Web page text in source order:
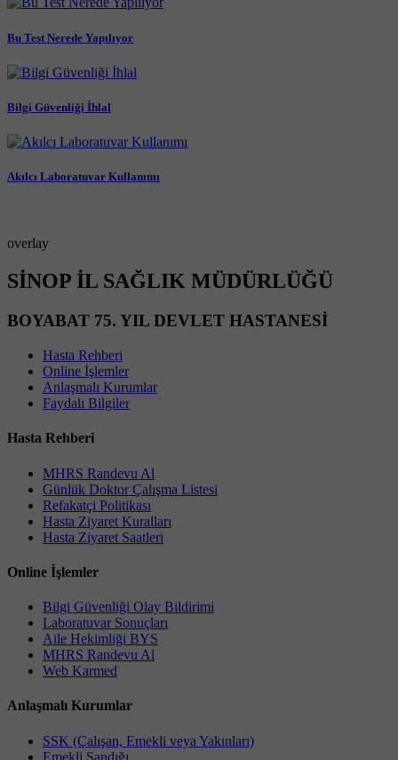
Bu Test Nerede Yapılıyor
Bilgi Güvenliği İhlal
Akılcı Laboratuvar Kullanımı
overlay
SİNOP İL SAĞLIK MÜDÜRLÜĞÜ
BOYABAT 75. YIL DEVLET HASTANESİ
Hasta Rehberi
Online İşlemler
Anlaşmalı Kurumlar
Faydalı Bilgiler
Hasta Rehberi
MHRS Randevu Al
Günlük Doktor Çalışma Listesi
Refakatçi Politikası
Hasta Ziyaret Kuralları
Hasta Ziyaret Saatleri
Online İşlemler
Bilgi Güvenliği Olay Bildirimi
Laboratuvar Sonuçları
Aile Hekimliği BYS
MHRS Randevu Al
Web Karmed
Anlaşmalı Kurumlar
SSK (Çalışan, Emekli veya Yakınları)
Emekli Sandığı